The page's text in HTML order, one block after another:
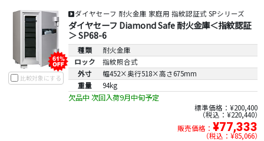
比較対象にする
ダイヤセーフ 耐火金庫 家庭用 指紋認証式 SPシリーズ
ダイヤセーフ Diamond Safe 耐火金庫＜指紋認証
＞ SP68-6
種類
耐火金庫
ロック
指紋照合式
外寸
幅452×奥行518×高さ675mm
重量
94kg
欠品中 次回入荷9月中旬予定
標準価格：¥200,400
税込：¥220,440
販売価格： ¥77,333
税込：¥85,066